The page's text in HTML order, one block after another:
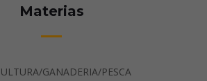
Materias
GANADERIA/PESCA